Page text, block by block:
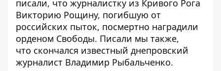
писали, что журналистку из Кривого Рога
Викторию Рощину, погибшую от
российских пыток, посмертно наградили
орденом Свободы. Писали мы также,
что скончался известный днепровский
журналист Владимир Рыбальченко.